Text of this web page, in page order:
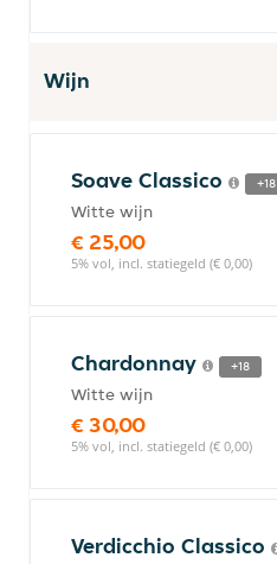
Wijn
Soave Classico +18
Witte wijn
€ 25,00
5% vol, incl. statiegeld (€ 0,00)
Chardonnay +18
Witte wijn
€ 30,00
5% vol, incl. statiegeld (€ 0,00)
Verdicchio Classico